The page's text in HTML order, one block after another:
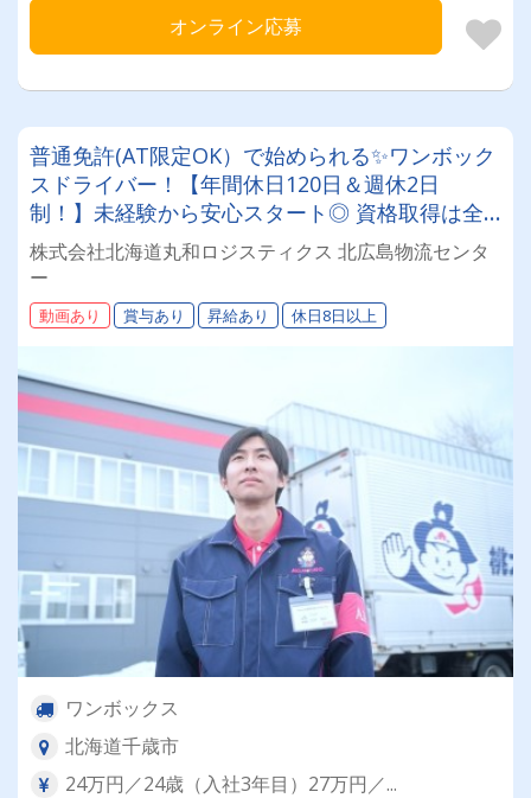
オンライン応募
普通免許(AT限定OK）で始められる✨ワンボック
スドライバー！【年間休日120日＆週休2日
制！】未経験から安心スタート◎ 資格取得は全
額会社負担！安定基盤で働くドライバー募集！
年齢・性別問わず活躍できるお仕事です✨
株式会社北海道丸和ロジスティクス 北広島物流センタ
ー
動画あり 賞与あり 昇給あり 休日8日以上
ワンボックス
北海道千歳市
24万円／24歳（入社3年目）27万円／...